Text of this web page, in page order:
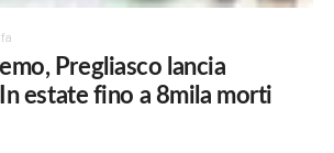
Pregliasco lancia
estate fino a 8mila morti